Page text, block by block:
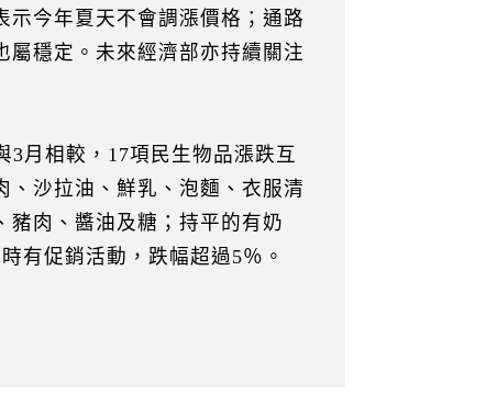
示今年夏天不會調漲價格；通路
屬穩定。未來經濟部亦持續關注
3月相較，17項民生物品漲跌互
、沙拉油、鮮乳、泡麵、衣服清
豬肉、醬油及糖；持平的有奶
有促銷活動，跌幅超過5％。